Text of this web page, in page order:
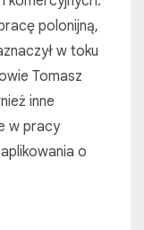
polonijną,
w toku
Tomasz
inne
w pracy
o